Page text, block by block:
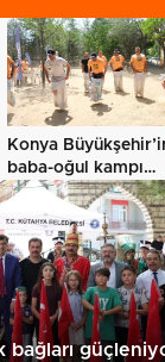
Konya
baba-oğul kampı
Ağustos'ta da…
bağları